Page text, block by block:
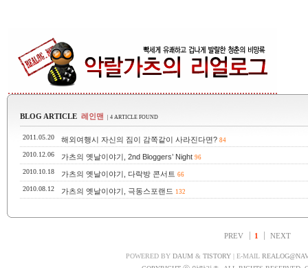
BLOG ARTICLE 레인맨 | 4 ARTICLE FOUND
2011.05.20 해외여행시 자신의 짐이 감쪽같이 사라진다면? 84
2010.12.06 가츠의 옛날이야기, 2nd Bloggers’ Night 96
2010.10.18 가츠의 옛날이야기, 다락방 콘서트 66
2010.08.12 가츠의 옛날이야기, 극동스포랜드 132
PREV 1 NEXT
POWERED BY DAUM & TISTORY | E-MAIL